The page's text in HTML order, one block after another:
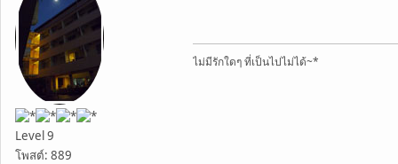
Level 9
โพสต์: 889
ไม่มีรักใดๆ ที่เป็นไปไม่ได้~*